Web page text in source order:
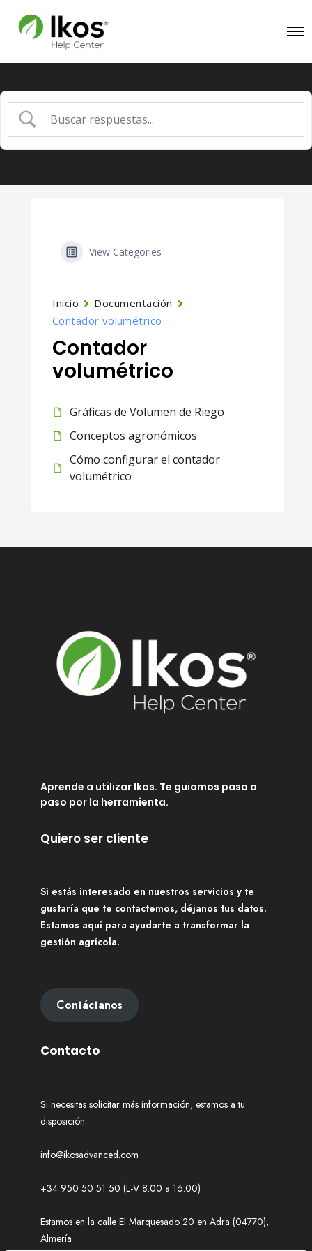
View Categories
Inicio
Documentación
Contador volumétrico
Contador
volumétrico
Gráficas de Volumen de Riego
Conceptos agronómicos
Cómo configurar el contador
volumétrico
Aprende a utilizar Ikos. Te guiamos paso a
paso por la herramienta.
Quiero ser cliente
Si estás interesado en nuestros servicios y te
gustaría que te contactemos, déjanos tus datos.
Estamos aquí para ayudarte a transformar la
gestión agrícola.
Contáctanos
Contacto
Si necesitas solicitar más información, estamos a tu
disposición.
info@ikosadvanced.com
+34 950 50 51 50 (L-V 8:00 a 16:00)
Estamos en la calle El Marquesado 20 en Adra (04770),
Almería